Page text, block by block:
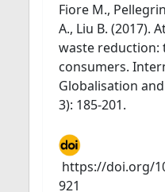
Fiore M.,
A., Liu B. (2017).
waste reduction:
consumers.
Globalisation
3): 185-201.
https://doi.org/
921